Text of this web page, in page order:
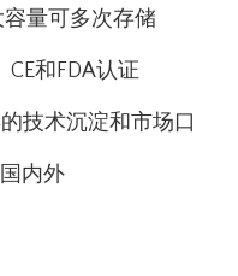
量可多次存储
CE和FDA认证
技术沉淀和市场口
内外